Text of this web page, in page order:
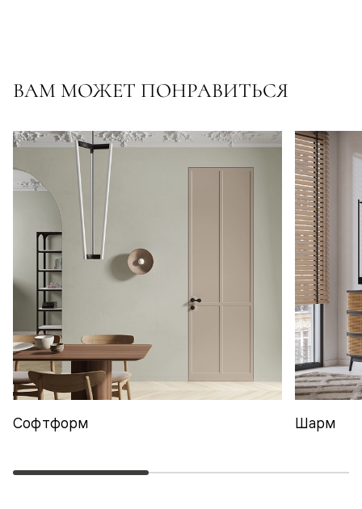
ВАМ МОЖЕТ ПОНРАВИТЬСЯ
Софтформ Шарм